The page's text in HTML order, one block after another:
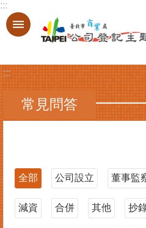
跳到主要內容區塊
進
搜
尋
務
本
資
:::
:::
常見問答
全部 公司設立 董事監
減資 合併 其他 抄